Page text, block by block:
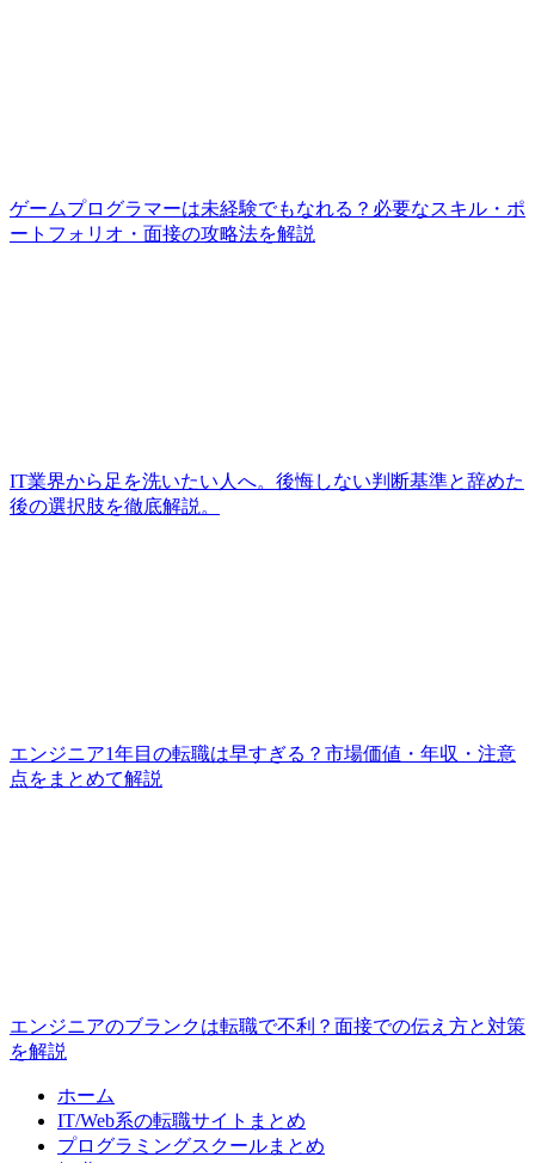
ゲームプログラマーは未経験でもなれる？必要なスキル・ポ
ートフォリオ・面接の攻略法を解説
IT業界から足を洗いたい人へ。後悔しない判断基準と辞めた
後の選択肢を徹底解説。
エンジニア1年目の転職は早すぎる？市場価値・年収・注意
点をまとめて解説
エンジニアのブランクは転職で不利？面接での伝え方と対策
を解説
ホーム
IT/Web系の転職サイトまとめ
プログラミングスクールまとめ